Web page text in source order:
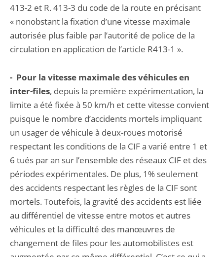
413-2 et R. 413-3 du code de la route en précisant
« nonobstant la fixation d’une vitesse maximale
autorisée plus faible par l’autorité de police de la
circulation en application de l’article R413-1 ».
- Pour la vitesse maximale des véhicules en
inter-files, depuis la première expérimentation, la
limite a été fixée à 50 km/h et cette vitesse convient
puisque le nombre d’accidents mortels impliquant
un usager de véhicule à deux-roues motorisé
respectant les conditions de la CIF a varié entre 1 et
6 tués par an sur l’ensemble des réseaux CIF et des
périodes expérimentales. De plus, 1% seulement
des accidents respectant les règles de la CIF sont
mortels. Toutefois, la gravité des accidents est liée
au différentiel de vitesse entre motos et autres
véhicules et la difficulté des manœuvres de
changement de files pour les automobilistes est